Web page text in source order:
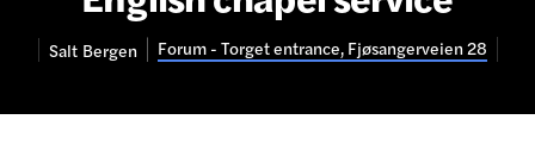
Salt Bergen Forum - Torget entrance, Fjøsangerveien 28